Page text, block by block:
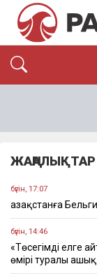
бүгін, 17:07
Қазақстанға
бүгін, 14:46
«Төсегімді елге
өмірі туралы